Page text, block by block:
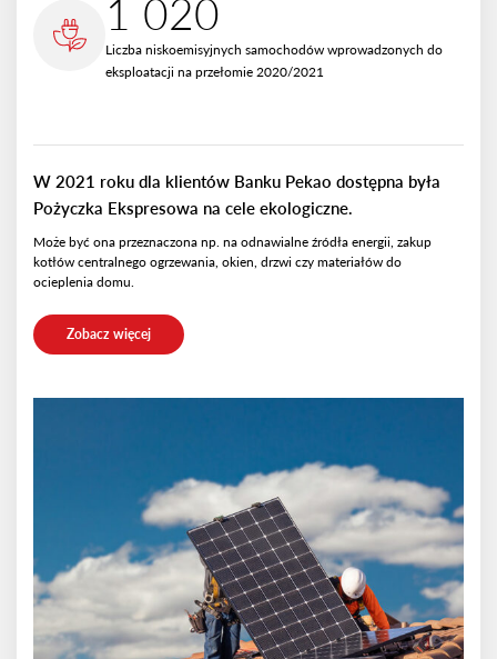
1 020
Liczba niskoemisyjnych samochodów wprowadzonych do
eksploatacji na przełomie 2020/2021
W 2021 roku dla klientów Banku Pekao dostępna była
Pożyczka Ekspresowa na cele ekologiczne.
Może być ona przeznaczona np. na odnawialne źródła energii, zakup
kotłów centralnego ogrzewania, okien, drzwi czy materiałów do
ocieplenia domu.
Zobacz więcej